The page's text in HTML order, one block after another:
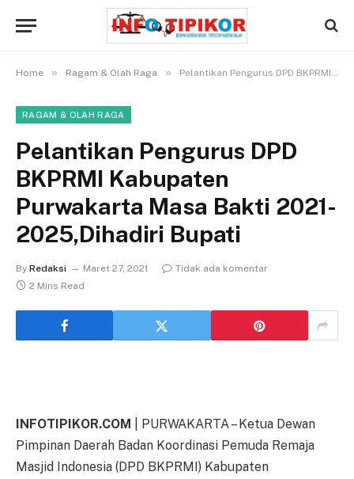
Home » Ragam & Olah Raga » Pelantikan Pengurus DPD BKPRMI Kabupaten Purwakarta Masa Bakti 2021-2025,Dihadiri Bupati
RAGAM & OLAH RAGA
Pelantikan Pengurus DPD
BKPRMI Kabupaten
Purwakarta Masa Bakti 2021-
2025,Dihadiri Bupati
By Redaksi Maret 27, 2021
Tidak ada komentar
2 Mins Read
INFOTIPIKOR.COM
| PURWAKARTA – Ketua Dewan
Pimpinan Daerah Badan Koordinasi Pemuda Remaja
Masjid Indonesia (DPD BKPRMI) Kabupaten